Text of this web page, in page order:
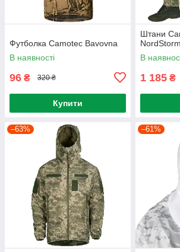
Футболка Camotec Bavovna
В наявності
96 ₴ 320 ₴
Купити
Штани
NordStorm
В
1 185 ₴
–63% –61%